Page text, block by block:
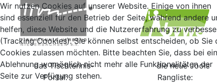
das Tischtennis-
Portal:
die neue Joola
Rangliste:
Wir nutzen Cookies auf unserer Website. Einige von ihnen
sind essenziell für den Betrieb der Seite, während andere
helfen, diese Website und die Nutzererfahrung zu
(Tracking Cookies). Sie können selbst entscheiden, ob Sie
Cookies zulassen möchten. Bitte beachten Sie, dass bei
Ablehnung womöglich nicht mehr alle Funktionalitäten der
Seite zur Verfügung stehen.